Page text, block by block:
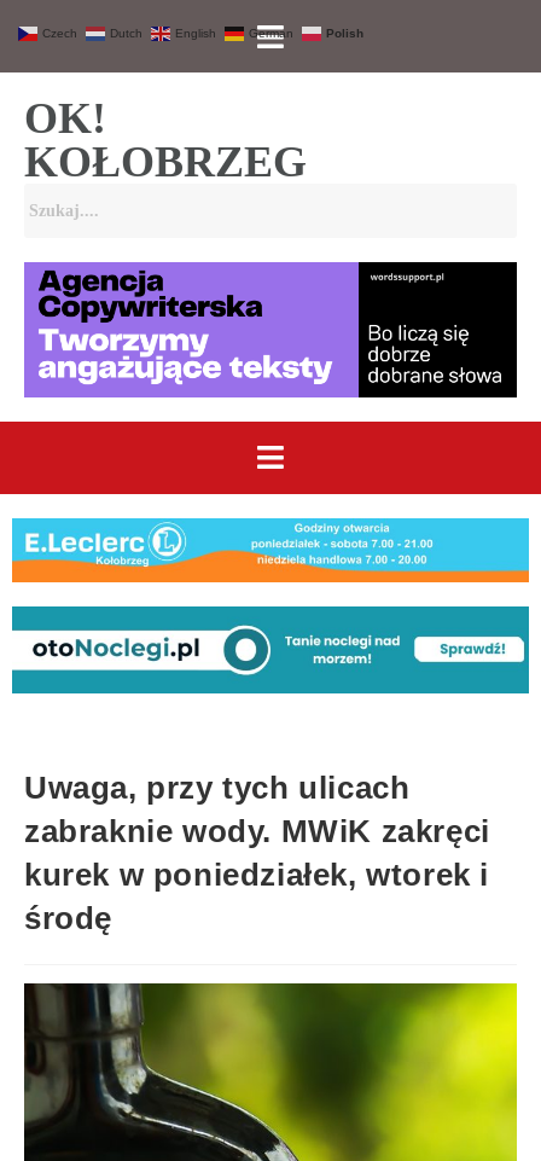
OK!
KOŁOBRZEG
Uwaga, przy tych ulicach
zabraknie wody. MWiK zakręci
kurek w poniedziałek, wtorek i
środę
Czech Dutch English German Polish